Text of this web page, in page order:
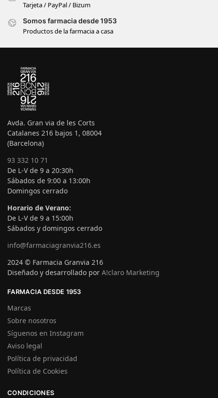
Tarjeta / PayPal / Bizum
Somos farmacia desde 1953
Productos de la farmacia a casa
Avda. Gran via de les Corts
Catalanes 216 bajos 1, 08004
(Barcelona)
93 332 10 71
De L-V de 9 a 20:30h
Sábados de 9:00 a 13:00h
Domingos cerrado
Horario de Verano:
De L-V de 9 a 15:00h
Sábados y domingos cerrado
info@farmaciagranvia216.es
2024 © Farmacia Granvia 216
Diseñado y desarrollado por A!claro Marketing
FARMACIA DESDE 1953
Marcas
Sobre nosotros
Síguenos en Instagram
Aviso legal
Política de privacidad
Política de Cookies
CONDICIONES